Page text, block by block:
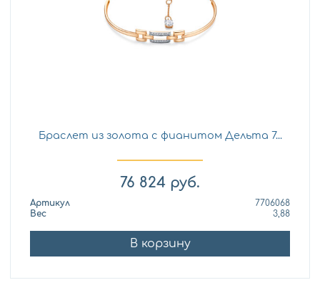
Браслет из золота с фианитом Дельта 7...
76 824 руб.
Артикул
7706068
Вес
3,88
В корзину